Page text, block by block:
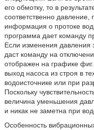
его обмотку, то в
соответственно давление,
информация о протоке
программа дает команду
Если изменения давления
даст команду на
отображен на графике
выход насоса из строя в
водоисточнике или при
Поскольку
величина уменьшения
и никак не заметна при
Особенность